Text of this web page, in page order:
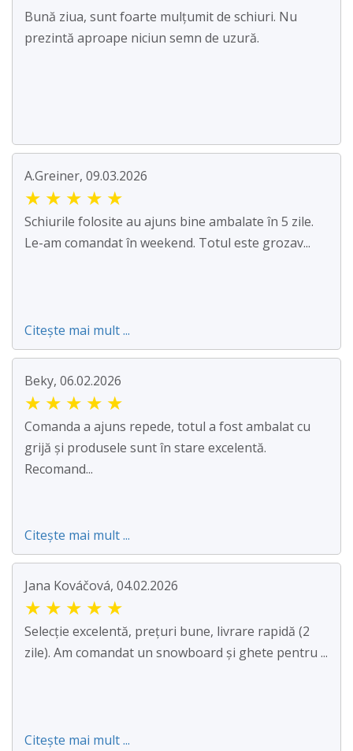
Bună ziua, sunt foarte mulțumit de schiuri. Nu
prezintă aproape niciun semn de uzură.
A.Greiner, 09.03.2026
★ ★ ★ ★ ★
Schiurile folosite au ajuns bine ambalate în 5 zile.
Le-am comandat în weekend. Totul este grozav...
Citește mai mult ...
Beky, 06.02.2026
★ ★ ★ ★ ★
Comanda a ajuns repede, totul a fost ambalat cu
grijă și produsele sunt în stare excelentă.
Recomand...
Citește mai mult ...
Jana Kováčová, 04.02.2026
★ ★ ★ ★ ★
Selecție excelentă, prețuri bune, livrare rapidă (2
zile). Am comandat un snowboard și ghete pentru ...
Citește mai mult ...